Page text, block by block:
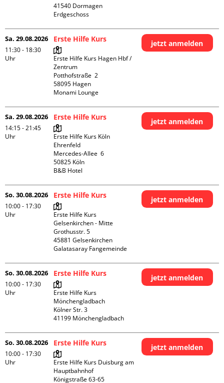
41540 Dormagen
Erdgeschoss
Sa. 29.08.2026
11:30 - 18:30
Uhr
Erste Hilfe Kurs
Erste Hilfe Kurs Hagen Hbf /
Zentrum
Potthofstraße  2
58095 Hagen
Monami Lounge
jetzt anmelden
Sa. 29.08.2026
14:15 - 21:45
Uhr
Erste Hilfe Kurs
Erste Hilfe Kurs Köln
Ehrenfeld
Mercedes-Allee  6
50825 Köln
B&B Hotel
jetzt anmelden
So. 30.08.2026
10:00 - 17:30
Uhr
Erste Hilfe Kurs
Erste Hilfe Kurs
Gelsenkirchen - Mitte
Grothusstr. 5
45881 Gelsenkirchen
Galatasaray Fangemeinde
jetzt anmelden
So. 30.08.2026
10:00 - 17:30
Uhr
Erste Hilfe Kurs
Erste Hilfe Kurs
Mönchengladbach
Kölner Str. 3
jetzt anmelden
So. 30.08.2026
10:00 - 17:30
Uhr
Erste Hilfe Kurs
Erste Hilfe Kurs Duisburg am
Hauptbahnhof
Königstraße 63-65
jetzt anmelden